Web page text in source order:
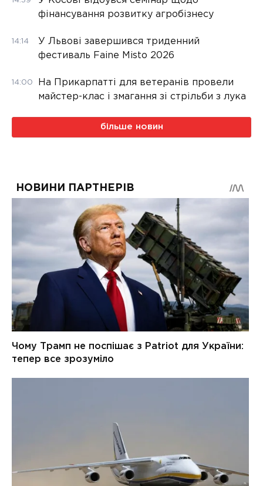
фінансування розвитку агробізнесу
14:14
У Львові завершився триденний
фестиваль Faine Misto 2026
14:00
На Прикарпатті для ветеранів провели
майстер-клас і змагання зі стрільби з лука
більше новин